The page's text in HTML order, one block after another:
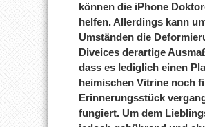
können die iPhone
helfen. Allerdings kann
Umständen die
Diveices derartige
dass es lediglich einen
heimischen Vitrine noch
Erinnerungsstück
fungiert. Um dem